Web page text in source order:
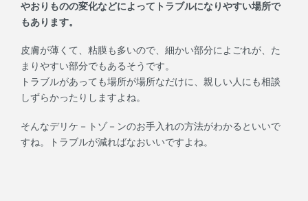
やおりものの変化などによってトラブルになりやすい場所で
もあります。
皮膚が薄くて、粘膜も多いので、細かい部分によごれが、た
まりやすい部分でもあるそうです。
トラブルがあっても場所が場所なだけに、親しい人にも相談
しずらかったりしますよね。
そんなデリケ－トゾ－ンのお手入れの方法がわかるといいで
すね。トラブルが減ればなおいいですよね。